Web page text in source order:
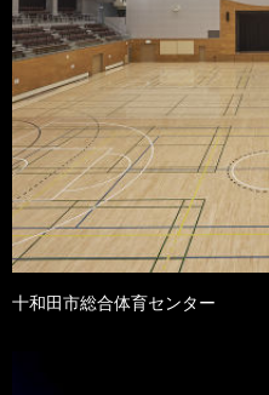
十和田市総合体育センター